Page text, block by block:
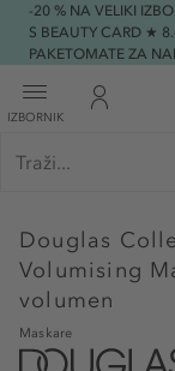
-20 % NA VELIKI
S BEAUTY CARD ★
PAKETOMATE ZA
IZBORNIK
Douglas
Volumising
volumen
Maskare